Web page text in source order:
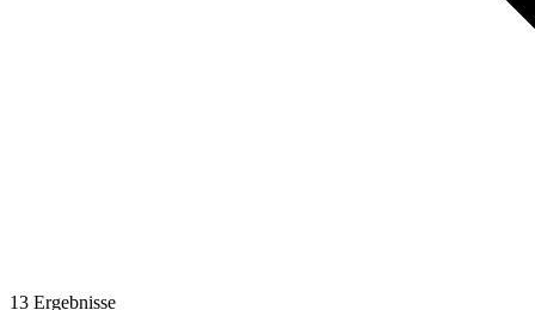
13 Ergebnisse